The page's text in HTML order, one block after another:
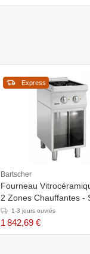
Express
Bartscher
Fourneau
2 Zones Chauffantes -
Armoire Ouverte -
400x700x850-900(h)mm
1-3 jours ouvrés
1 842,69 €